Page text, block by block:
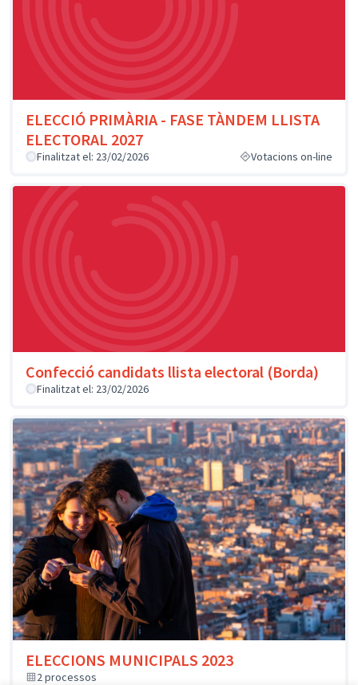
ELECCIÓ PRIMÀRIA - FASE TÀNDEM LLISTA
ELECTORAL 2027
Finalitzat el: 23/02/2026 Votacions on-line
Confecció candidats llista electoral (Borda)
Finalitzat el: 23/02/2026
ELECCIONS MUNICIPALS 2023
2 processos